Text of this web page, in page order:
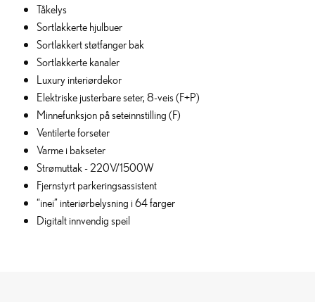
Tåkelys
Sortlakkerte hjulbuer
Sortlakkert støtfanger bak
Sortlakkerte kanaler
Luxury interiørdekor
Elektriske justerbare seter, 8-veis (F+P)
Minnefunksjon på seteinnstilling (F)
Ventilerte forseter
Varme i bakseter
Strømuttak - 220V/1500W
Fjernstyrt parkeringsassistent
“inei” interiørbelysning i 64 farger
Digitalt innvendig speil